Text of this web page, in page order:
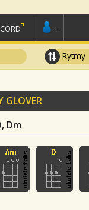
+
Rytmy
GLOVER
Dm